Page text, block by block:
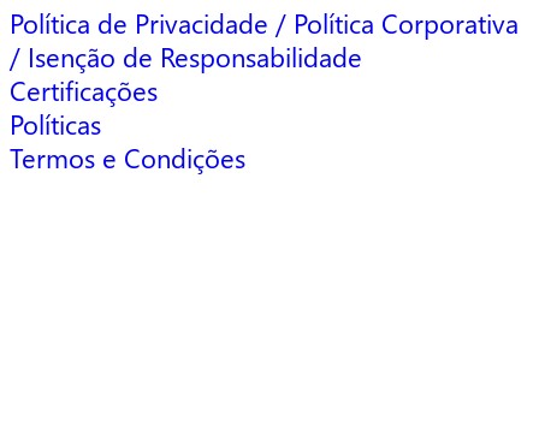
Política de Privacidade / Política Corporativa
/ Isenção de Responsabilidade
Certificações
Políticas
Termos e Condições